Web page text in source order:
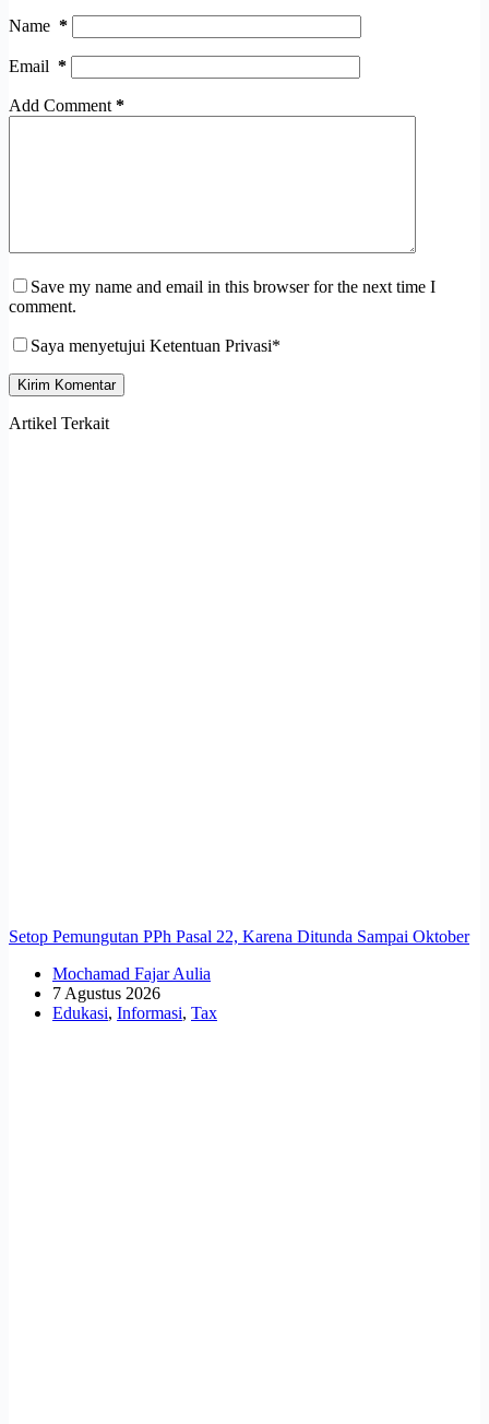
Name *
Email *
Add Comment*
Save my name and email in this browser for the next time I
comment.
Saya menyetujui Ketentuan Privasi*
Kirim Komentar
Artikel Terkait
Setop Pemungutan PPh Pasal 22, Karena Ditunda Sampai Oktober
Mochamad Fajar Aulia
7 Agustus 2026
Edukasi, Informasi, Tax